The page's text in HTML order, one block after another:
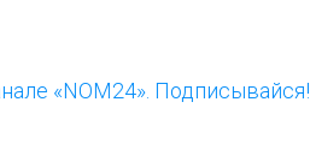
«NOM24». Подписывайся!